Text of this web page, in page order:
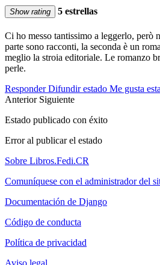
Show rating 5 estrellas
Ci ho messo tantissimo a leggerlo, però
parte sono racconti, la seconda è un
meglio la stroia editoriale. Le romanzo
perle.
Responder Difundir estado Me gusta
Anterior Siguiente
Estado publicado con éxito
Error al publicar el estado
Sobre Libros.Fedi.CR
Comuníquese con el administrador del
Documentación de Django
Código de conducta
Política de privacidad